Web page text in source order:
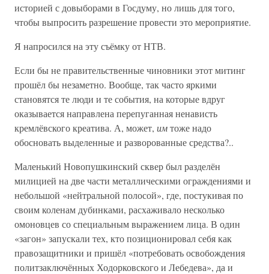
историей с довыборами в Госдуму, но лишь для того,
чтобы выпросить разрешение провести это мероприятие.
Я напросился на эту съёмку от НТВ.
Если бы не правительственные чиновники этот митинг
прошёл бы незаметно. Вообще, так часто яркими
становятся те люди и те события, на которые вдруг
оказывается направлена перепуганная ненависть
кремлёвского креатива. А, может, имтоже надо
обосновать выделенные и разворованные средства?..
Маленький Новопушкинский сквер был разделён
милицией на две части металлическими ограждениями и
небольшой «нейтральной полосой», где, постукивая по
своим коленам дубинками, расхаживало несколько
омоновцев со специальным выражением лица. В один
«загон» запускали тех, кто позиционировал себя как
правозащитники и пришёл «потребовать освобождения
политзаключённых Ходорковского и Лебедева», да и